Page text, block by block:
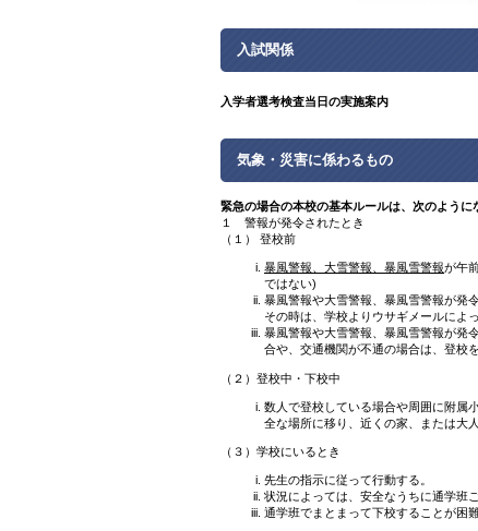
入試関係
入学者選考検査当日の実施案内
気象・災害に係わるもの
緊急の場合の本校の基本ルールは、次のように
１ 警報が発令されたとき
（１） 登校前
暴風警報、大雪警報、暴風雪警報が午
ではない)
暴風警報や大雪警報、暴風雪警報が発
その時は、学校よりウサギメールによ
暴風警報や大雪警報、暴風雪警報が発
合や、交通機関が不通の場合は、登校
（２）登校中・下校中
数人で登校している場合や周囲に附属
全な場所に移り、近くの家、または大
（３）学校にいるとき
先生の指示に従って行動する。
状況によっては、安全なうちに通学班
通学班でまとまって下校することが困